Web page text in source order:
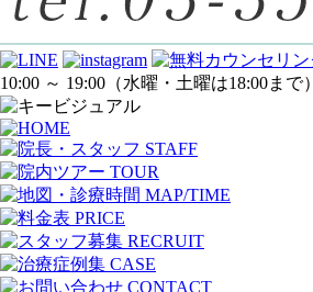
10:00 ～ 19:00 （水曜・土曜は18:00まで）